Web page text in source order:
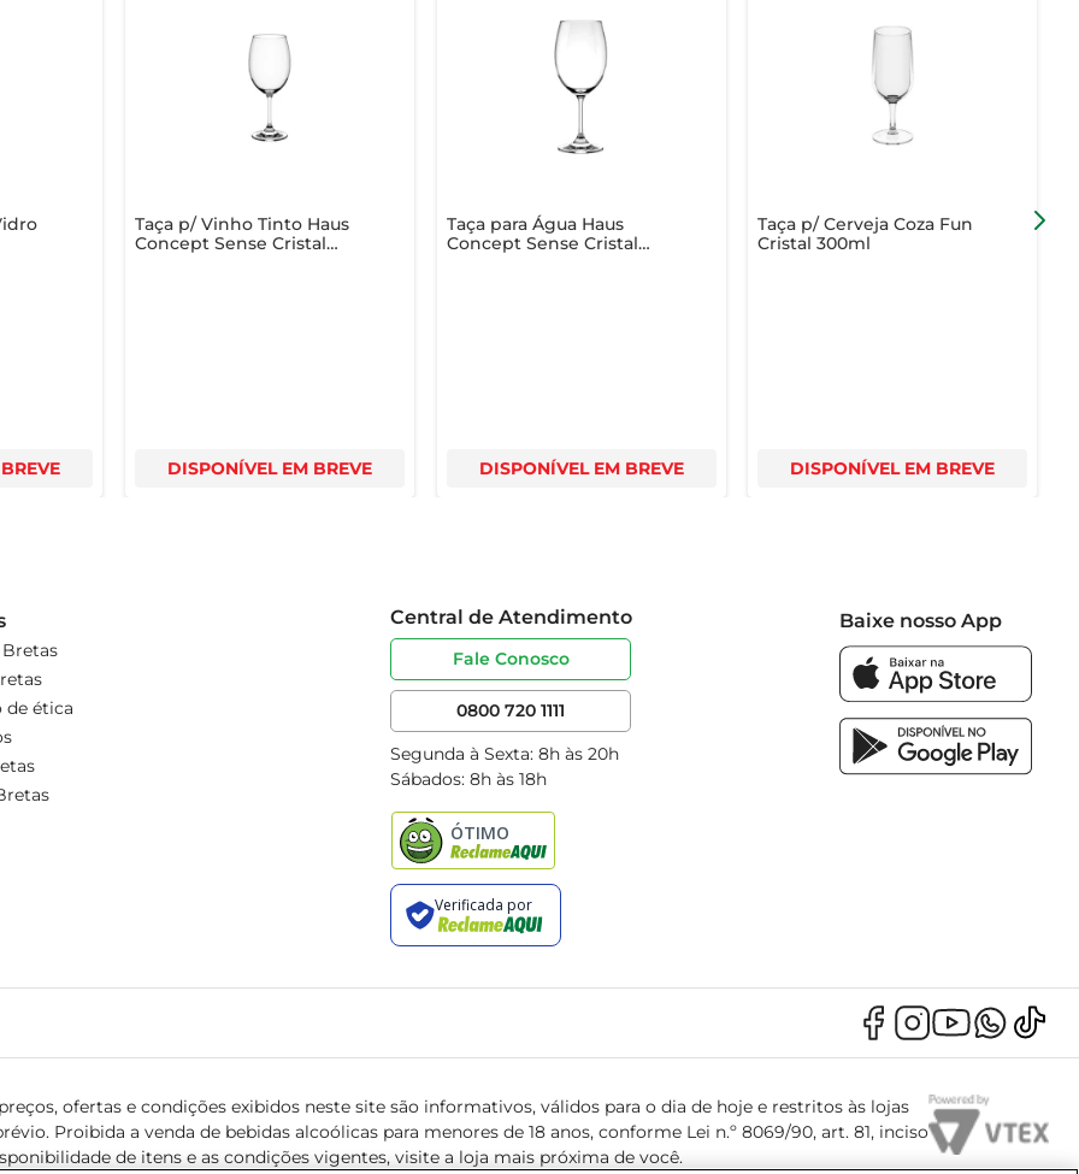
Taça p/ Vinho Tinto Haus
Concept Sense Cristal
DISPONÍVEL EM BREVE
Taça para Água Haus
Concept Sense Cristal
DISPONÍVEL EM BREVE
Taça p/ Cerveja Coza Fun
Cristal 300ml
DISPONÍVEL EM BREVE
de ética
Central de Atendimento
Fale Conosco
0800 720 1111
Segunda à Sexta: 8h às 20h
Sábados: 8h às 18h
Baixe nosso App
ofertas e condições exibidos neste site são informativos, válidos para o dia de hoje e restritos às lojas
Proibida a venda de bebidas alcoólicas para menores de 18 anos, conforme Lei n.º 8069/90, art. 81, inciso
de itens e as condições vigentes, visite a loja mais próxima de você.